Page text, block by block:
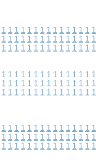
1 1 1 1 1 1 1 1 1 1 1 1 1 1 1
1 1 1 1 1 1 1 1 1 1 1 1 1 1 1
1 1 1 1 1 1 1 1 1 1 1 1 1 1 1
1 1 1 1 1 1 1 1 1 1 1 1 1 1 1
1 1 1 1 1 1 1 1 1 1 1 1 1 1 1
1 1 1 1 1 1 1 1 1 1 1 1 1 1 1
1 1 1 1 1 1 1 1 1 1 1 1 1 1 1
1 1 1 1 1 1 1 1 1 1 1 1 1 1 1
1 1 1 1 1 1 1 1 1 1 1 1 1 1 1